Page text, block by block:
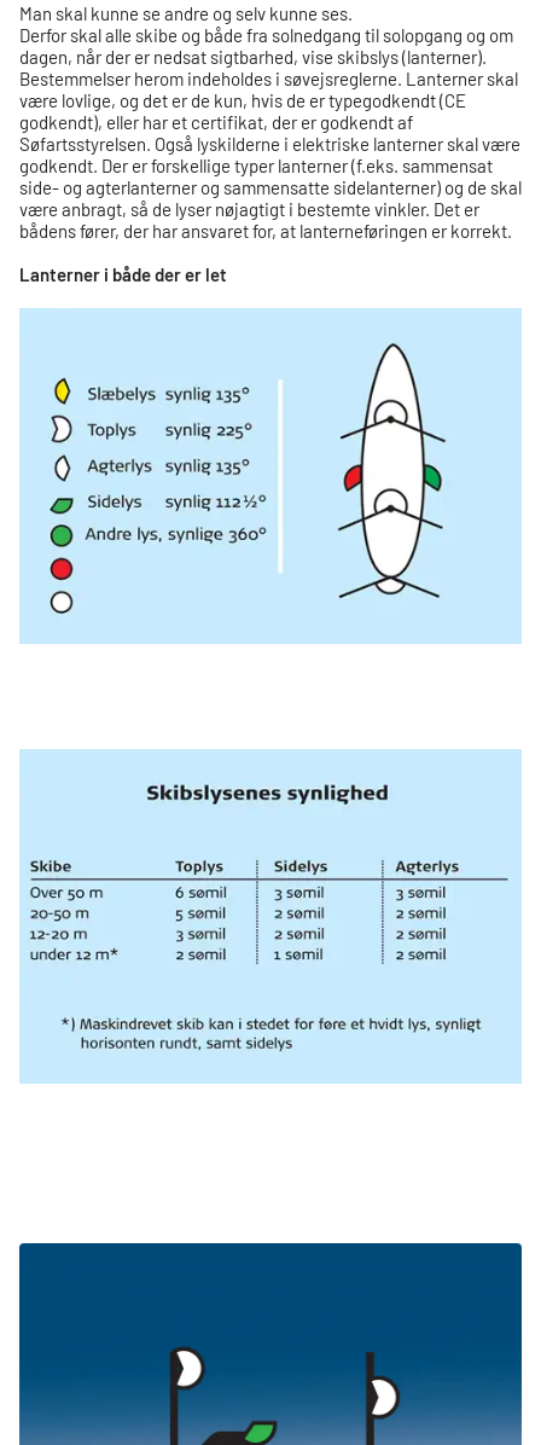
Man skal kunne se andre og selv kunne ses.
Derfor skal alle skibe og både fra solnedgang til solopgang og om
dagen, når der er nedsat sigtbarhed, vise skibslys (lanterner).
Bestemmelser herom indeholdes i søvejsreglerne. Lanterner skal
være lovlige, og det er de kun, hvis de er typegodkendt (CE
godkendt), eller har et certifikat, der er godkendt af
Søfartsstyrelsen. Også lyskilderne i elektriske lanterner skal være
godkendt. Der er forskellige typer lanterner (f.eks. sammensat
side- og agterlanterner og sammensatte sidelanterner) og de skal
være anbragt, så de lyser nøjagtigt i bestemte vinkler. Det er
bådens fører, der har ansvaret for, at lanterneføringen er korrekt.
Lanterner i både der er let